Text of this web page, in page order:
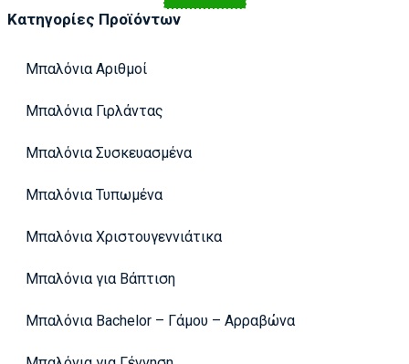
Κατηγορίες Προϊόντων
Μπαλόνια Αριθμοί
Μπαλόνια Γιρλάντας
Μπαλόνια Συσκευασμένα
Μπαλόνια Τυπωμένα
Μπαλόνια Χριστουγεννιάτικα
Μπαλόνια για Βάπτιση
Μπαλόνια Bachelor – Γάμου – Αρραβώνα